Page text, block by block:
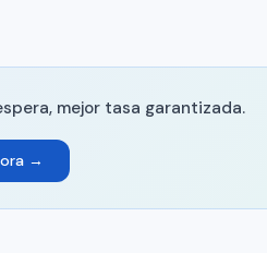
mejor tasa garantizada.
→